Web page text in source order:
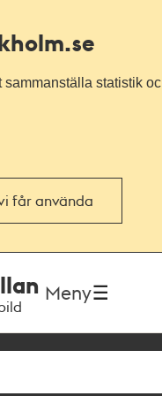
statistik
får använda
Meny